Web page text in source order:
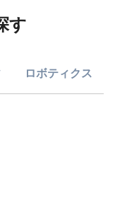
す
ロボティクス